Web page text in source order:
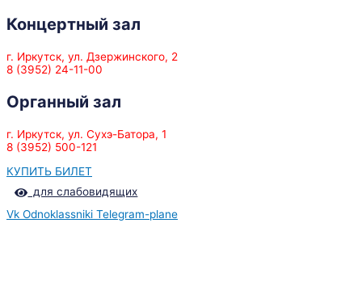
Концертный зал
г. Иркутск, ул. Дзержинского, 2
8 (3952) 24-11-00
Органный зал
г. Иркутск, ул. Сухэ-Батора, 1
8 (3952) 500-121
КУПИТЬ БИЛЕТ
для слабовидящих
Vk Odnoklassniki Telegram-plane